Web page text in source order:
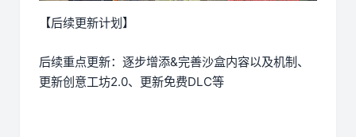
【后续更新计划】
后续重点更新：逐步增添&完善沙盒内容以及机制、
更新创意工坊2.0、更新免费DLC等